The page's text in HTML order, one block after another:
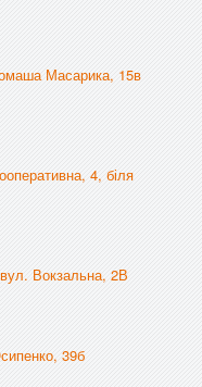
Масарика, 15в
4, біля
Вокзальна, 2В
39б